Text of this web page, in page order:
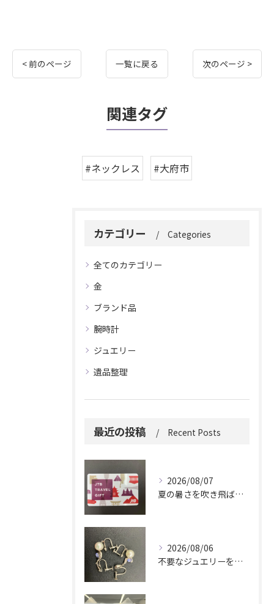
< 前のページ 一覧に戻る 次のページ >
関連タグ
#ネックレス #大府市
カテゴリー Categories
全てのカテゴリー
金
ブランド品
腕時計
ジュエリー
遺品整理
最近の投稿 Recent Posts
2026/08/07
夏の暑さを吹き飛ばしに来てください。
2026/08/06
不要なジュエリーを眠らせていませんか？